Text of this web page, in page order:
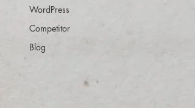
WordPress
Competitor
Blog